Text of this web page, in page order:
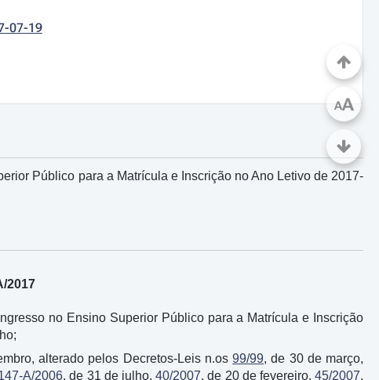
07-19
Público para a Matrícula e Inscrição no Ano Letivo de 2017-
2017
no Ensino Superior Público para a Matrícula e Inscrição
alterado pelos Decretos-Leis n.os99/99, de 30 de março,
A/2006, de 31 de julho,40/2007, de 20 de fevereiro,45/2007,
AA